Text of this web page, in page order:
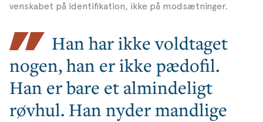
venskabet på identifikation, ikke på modsætninger.
Han har ikke voldtaget
nogen, han er ikke pædofil.
Han er bare et almindeligt
røvhul. Han nyder mandlige